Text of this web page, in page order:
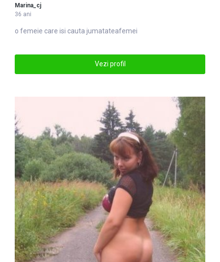
Marina_cj
36 ani
o femeie care isi cauta jumatateafemei
Vezi profil